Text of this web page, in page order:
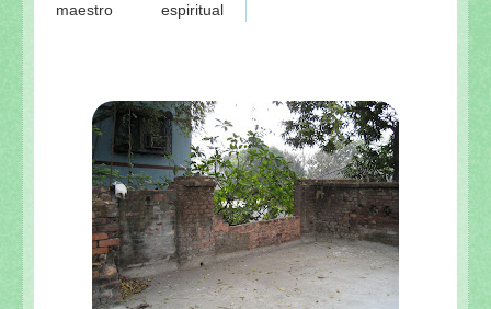
maestro espiritual